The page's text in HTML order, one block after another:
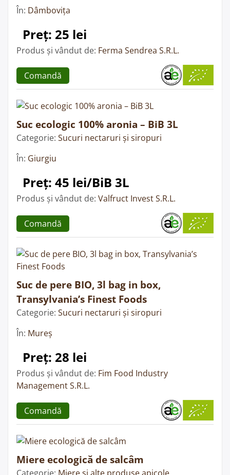
În: Dâmbovița
Preț: 25 lei
Produs și vândut de: Ferma Sendrea S.R.L.
Comandă
Suc ecologic 100% aronia – BiB 3L
Categorie: Sucuri nectaruri și siropuri
În: Giurgiu
Preț: 45 lei/BiB 3L
Produs și vândut de: Valfruct Invest S.R.L.
Comandă
Suc de pere BIO, 3l bag in box,
Transylvania’s Finest Foods
Categorie: Sucuri nectaruri și siropuri
În: Mureș
Preț: 28 lei
Produs și vândut de: Fim Food Industry
Management S.R.L.
Comandă
Miere ecologică de salcâm